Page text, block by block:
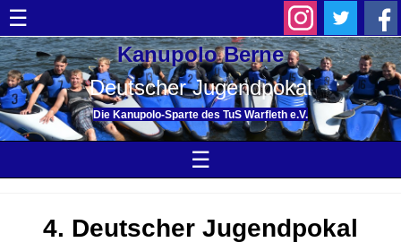
Kanupolo Berne
Deutscher Jugendpokal
Die Kanupolo-Sparte des TuS Warfleth e.V.
☰
4. Deutscher Jugendpokal
☰